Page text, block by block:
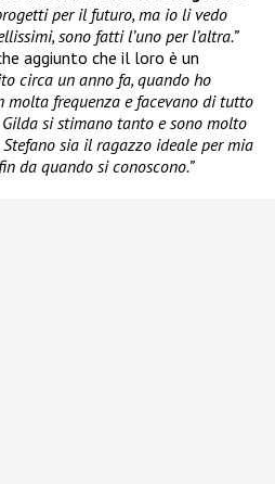
per il futuro, ma io li vedo
sono fatti l’uno per l’altra.”
aggiunto che il loro è un
circa un anno fa, quando ho
molta frequenza e facevano di tutto
si stimano tanto e sono molto
sia il ragazzo ideale per mia
da quando si conoscono.”